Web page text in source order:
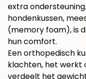
extra
hondenkussen,
(memory foam), is
hun comfort.
Een orthopedisch
klachten, het werkt
verdeelt het